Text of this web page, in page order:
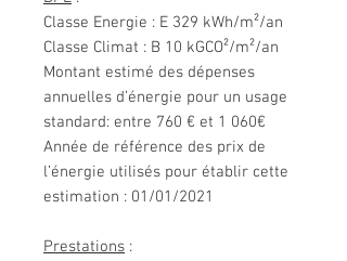
Classe Energie : E 329 kWh/m²/an
Classe Climat : B 10 kGCO²/m²/an
Montant estimé des dépenses
annuelles d’énergie pour un usage
standard: entre 760 € et 1 060€
Année de référence des prix de
l’énergie utilisés pour établir cette
estimation : 01/01/2021
Prestations :